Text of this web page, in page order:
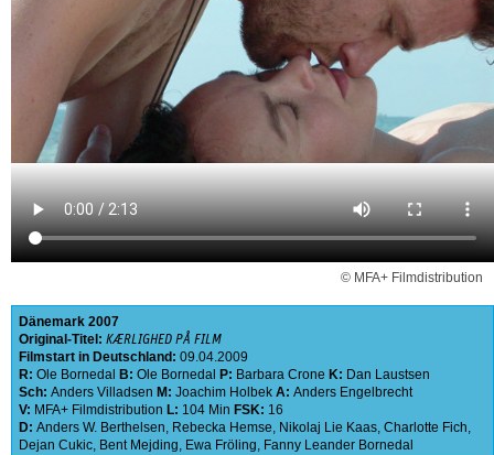
© MFA+ Filmdistribution
Dänemark 2007
Original-Titel: KÆRLIGHED PÅ FILM
Filmstart in Deutschland: 09.04.2009
R: Ole Bornedal B: Ole Bornedal P: Barbara Crone K: Dan Laustsen
Sch: Anders Villadsen M: Joachim Holbek A: Anders Engelbrecht
V: MFA+ Filmdistribution L: 104 Min FSK: 16
D: Anders W. Berthelsen, Rebecka Hemse, Nikolaj Lie Kaas, Charlotte Fich,
Dejan Cukic, Bent Mejding, Ewa Fröling, Fanny Leander Bornedal